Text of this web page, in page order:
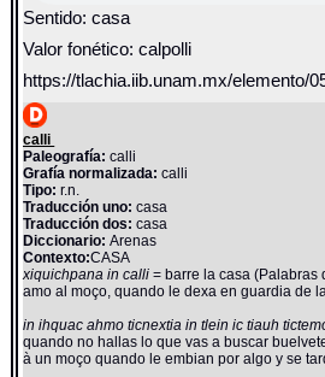
Sentido: casa
Valor fonético: calpolli
https://tlachia.iib.unam.mx/elemento/
calli
Paleografía: calli
Grafía normalizada: calli
Tipo: r.n.
Traducción uno: casa
Traducción dos: casa
Diccionario:Arenas
Contexto:CASA
xiquichpana in calli= barre la casa (Palabras
amo al moço, quando le dexa en guardia de
in ihquac ahmo ticnextia in tlein ic tiauh
quando no hallas lo que vas a buscar
à un moço quando le embian por algo y se